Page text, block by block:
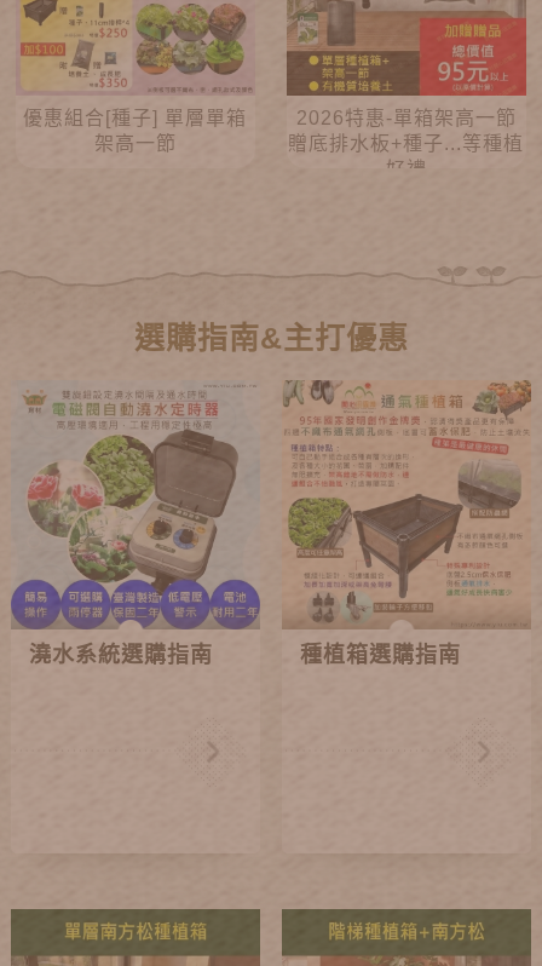
優惠組合[種子] 單層單箱
架高一節
2026特惠-單箱架高一節
贈底排水板+種子...等種植
好禮
選購指南&主打優惠
澆水系統選購指南 種植箱選購指南